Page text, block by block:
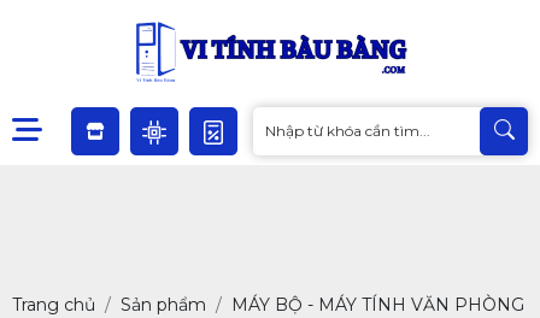
Trang chủ Sản phẩm
MÁY BỘ - MÁY TÍNH VĂN PHÒNG